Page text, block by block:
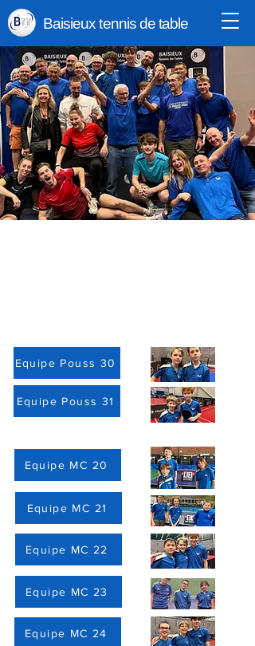
Baisieux tennis de table
Equipe Pouss 30
Equipe Pouss 31
Equipe MC 20
Equipe MC 21
Equipe MC 22
Equipe MC 23
Equipe MC 24